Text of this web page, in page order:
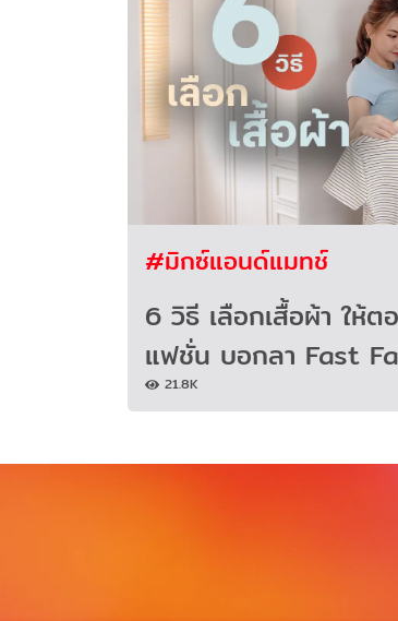
#มิกซ์แอนด์แมทช์
6 วิธี เลือกเสื้อผ้า ให้
แฟชั่น บอกลา Fast
21.8K